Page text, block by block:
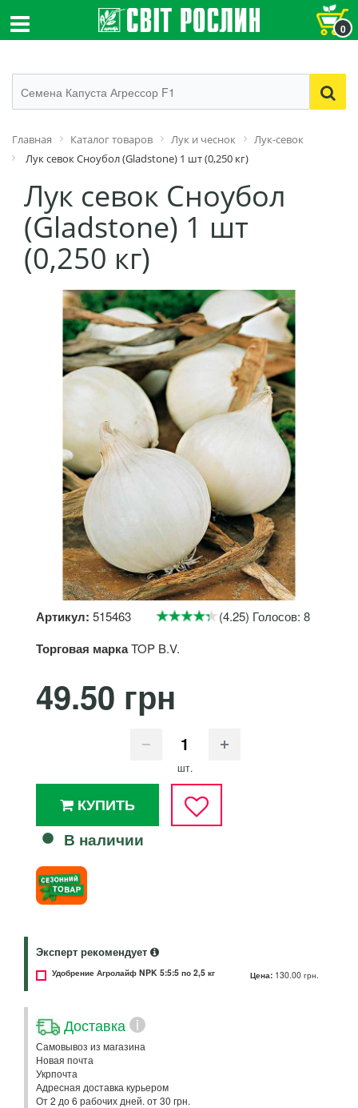
0
Главная Каталог товаров Лук и чеснок
Лук-севок
Лук севок Сноубол (Gladstone) 1 шт (0,250 кг)
Лук севок Сноубол
(Gladstone) 1 шт
(0,250 кг)
Артикул: 515463 (4.25) Голосов: 8
Торговая маркаTOP B.V.
49.50 грн
шт.
КУПИТЬ
В наличии
Эксперт рекомендует
Удобрение Агролайф NPK 5:5:5 по 2,5 кг Цена: 130.00 грн.
Доставка i
Самовывоз из магазина
Новая почта
Укрпочта
Адресная доставка курьером
От 2 до 6 рабочих дней. от 30 грн.